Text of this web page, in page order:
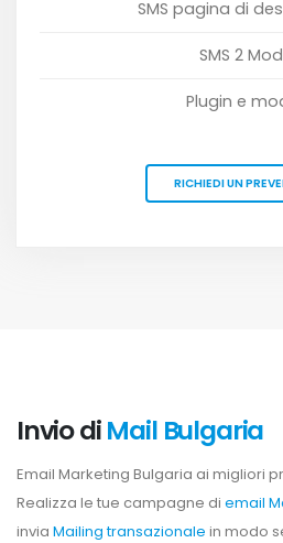
SMS pagina di
SMS 2
Plugin e
RICHIEDI UN
Invio diMail Bulgaria
Email Marketing Bulgaria ai migliori
Realizza le tue campagne di email
invia Mailing transazionale in modo